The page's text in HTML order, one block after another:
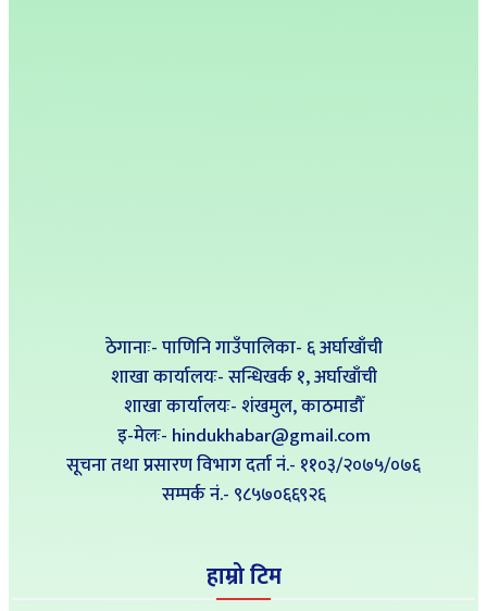
ठेगानाः- पाणिनि गाउँपालिका- ६ अर्घाखाँची
शाखा कार्यालयः- सन्धिखर्क १, अर्घाखाँची
शाखा कार्यालयः- शंखमुल, काठमाडौँ
इ-मेलः- hindukhabar@gmail.com
सूचना तथा प्रसारण विभाग दर्ता नं.- ११०३/२०७५/०७६
सम्पर्क नं‍.- ९८५७०६६९२६
हाम्रो टिम